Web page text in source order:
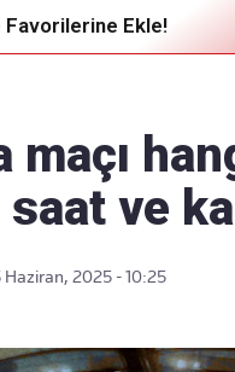
Favorilerine Ekle!
ve
Haziran, 2025 - 10:25